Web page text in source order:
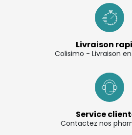
Livraison
Colisimo - Livraison
Service
Contactez nos